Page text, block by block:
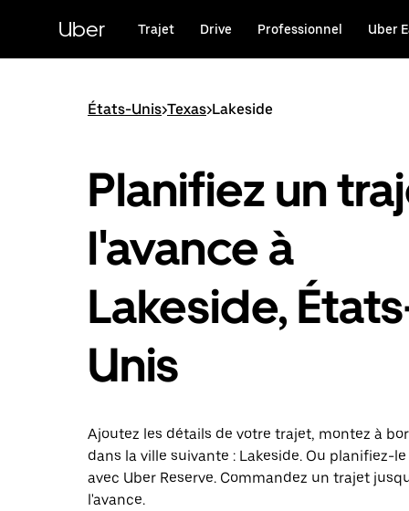
principal
Uber Trajet Drive Professionnel Uber
États-Unis>Texas>Lakeside
Planifiez un
l'avance à
Lakeside,
Unis
Ajoutez les détails de votre trajet, montez à
dans la ville suivante : Lakeside. Ou planifiez-le
avec Uber Reserve. Commandez un trajet
l'avance.